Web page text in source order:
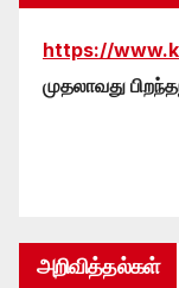
https://
முதலாவது
அறிவித்தல்கள்